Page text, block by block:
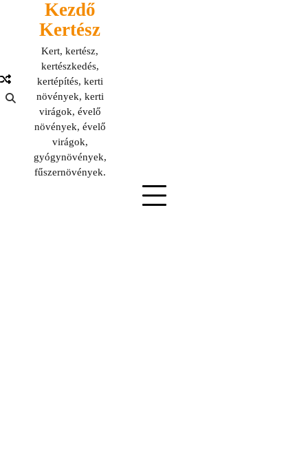
Kezdő
Kertész
Kert, kertész,
kertészkedés,
kertépítés, kerti
növények, kerti
virágok, évelő
növények, évelő
virágok,
gyógynövények,
fűszernövények.